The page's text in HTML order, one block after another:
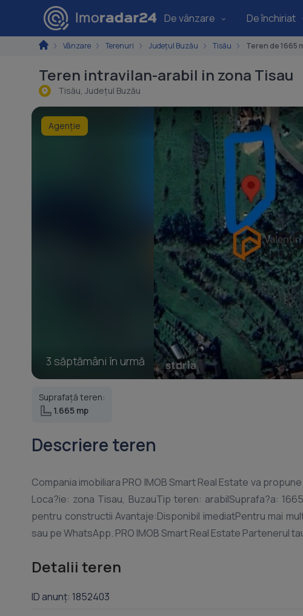
De vânzare De închiriat
Vânzare Terenuri Județul Buzău Tisău Teren de 1665
Teren intravilan-arabil in zona Tisau
Tisău, Judeţul Buzău
3 săptămâni în urmă
Agenție
Suprafață teren:
1.665 mp
Descriere teren
Compania imobiliara PRO IMOB Smart Real Estate va
Loca?ie: zona Tisau, BuzauTip teren: arabilSuprafa?a:
pentru constructii Avantaje:Disponibil imediatPentru mai
Detalii teren
ID anunț: 1852403